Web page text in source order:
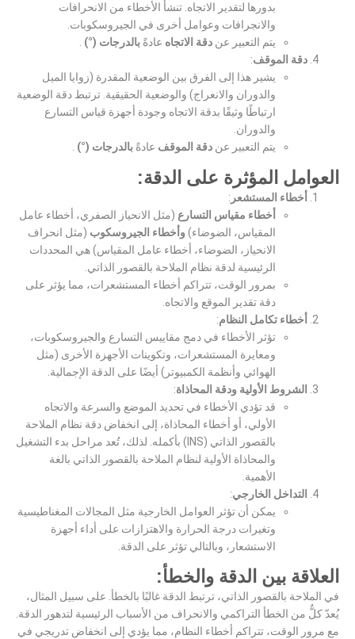
بدورها لتقدير الاتجاه. تنشأ الأخطاء من الانحرافات
والانجرافات وعوامل أخرى في الجيروسكوبات.
يتم التعبير عن دقة الاتجاه عادةً بالدرجات (°) .
دقة الموقف:
يشير هذا إلى الفرق بين الوضعية المقدرة (زوايا الميل
والدوران والانعراج) والوضعية الحقيقية. ترتبط دقة الوضعية
ارتباطًا وثيقًا بدقة الاتجاه وجودة أجهزة قياس التسارع
والدوران.
يتم التعبير عن دقة الموقف عادةً بالدرجات (°) .
العوامل المؤثرة على الدقة:
أخطاء المستشعر :
أخطاء مقياس التسارع (مثل الانحياز الصفري، أخطاء عامل
المقياس، الضوضاء)وأخطاء الجيروسكوب (مثل انحراف
الانحياز، الضوضاء، أخطاء عامل المقياس) هي المحددات
الرئيسية لدقة نظام الملاحة بالقصور الذاتي.
بمرور الوقت، تتراكم أخطاء المستشعرات، مما يؤثر على
دقة تقدير الموقع والاتجاه.
أخطاء تكامل النظام:
تؤثر الأخطاء في دمج مقاييس التسارع والجيروسكوبات،
ومعايرة المستشعرات، وتكوينات الأجهزة الأخرى (مثل
الهوائي وأنظمة الكمبيوتر) أيضًا على الدقة الإجمالية.
الشروط الأولية ودقة المحاذاة:
قد تؤدي الأخطاء في تحديد الموضع والسرعة والاتجاه
الأولي، أو أخطاء المحاذاة، إلى انخفاض دقة نظام الملاحة
بالقصور الذاتي (INS) بأكمله. لذلك، تُعد مراحل بدء التشغيل
والمحاذاة الأولية لنظام الملاحة بالقصور الذاتي بالغة
الأهمية.
التداخل الخارجي:
يمكن أن تؤثر العوامل الخارجية مثل المجالات المغناطيسية
وتغيرات درجة الحرارة والاهتزازات على أداء أجهزة
الاستشعار، وبالتالي تؤثر على الدقة.
العلاقة بين الدقة والخطأ:
في الملاحة بالقصور الذاتي، ترتبط الدقة غالبًا بالخطأ. على سبيل المثال،
يُعدّكلٌّ من الخطأ التراكمي والانحراف من الأسباب الرئيسية لتدهور الدقة.
مع مرور الوقت، تتراكم أخطاء النظام، مما يؤدي إلى انخفاض تدريجي في